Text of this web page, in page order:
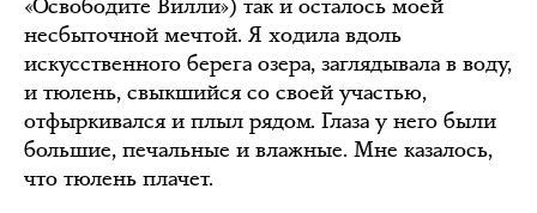
«Освободите Вилли») так и осталось моей
несбыточной мечтой. Я ходила вдоль
искусственного берега озера, заглядывала в воду,
и тюлень, свыкшийся со своей участью,
отфыркивался и плыл рядом. Глаза у него были
большие, печальные и влажные. Мне казалось,
что тюлень плачет.